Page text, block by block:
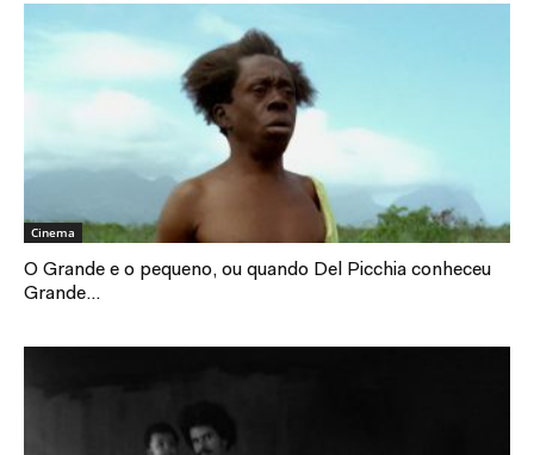
Cinema
O Grande e o pequeno, ou quando Del Picchia conheceu
Grande...